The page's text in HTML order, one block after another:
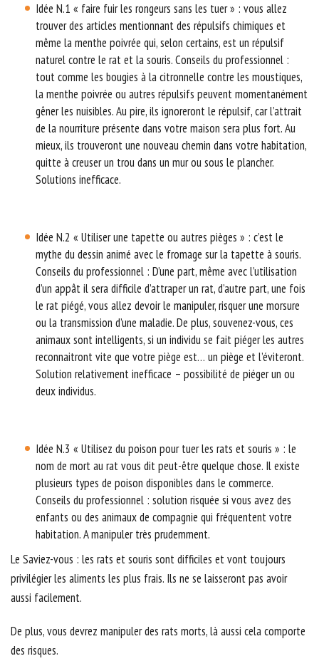
Idée N.1 « faire fuir les rongeurs sans les tuer » : vous allez
trouver des articles mentionnant des répulsifs chimiques et
même la menthe poivrée qui, selon certains, est un répulsif
naturel contre le rat et la souris. Conseils du professionnel :
tout comme les bougies à la citronnelle contre les moustiques,
la menthe poivrée ou autres répulsifs peuvent momentanément
gêner les nuisibles. Au pire, ils ignoreront le répulsif, car l’attrait
de la nourriture présente dans votre maison sera plus fort. Au
mieux, ils trouveront une nouveau chemin dans votre habitation,
quitte à creuser un trou dans un mur ou sous le plancher.
Solutions inefficace.
Idée N.2 « Utiliser une tapette ou autres pièges » : c’est le
mythe du dessin animé avec le fromage sur la tapette à souris.
Conseils du professionnel : D’une part, même avec l’utilisation
d’un appât il sera difficile d’attraper un rat, d’autre part, une fois
le rat piégé, vous allez devoir le manipuler, risquer une morsure
ou la transmission d’une maladie. De plus, souvenez-vous, ces
animaux sont intelligents, si un individu se fait piéger les autres
reconnaitront vite que votre piège est… un piège et l’éviteront.
Solution relativement inefficace – possibilité de piéger un ou
deux individus.
Idée N.3 « Utilisez du poison pour tuer les rats et souris » : le
nom de mort au rat vous dit peut-être quelque chose. Il existe
plusieurs types de poison disponibles dans le commerce.
Conseils du professionnel : solution risquée si vous avez des
enfants ou des animaux de compagnie qui fréquentent votre
habitation. A manipuler très prudemment.
Le Saviez-vous : les rats et souris sont difficiles et vont toujours
privilégier les aliments les plus frais. Ils ne se laisseront pas avoir
aussi facilement.
De plus, vous devrez manipuler des rats morts, là aussi cela comporte
des risques.